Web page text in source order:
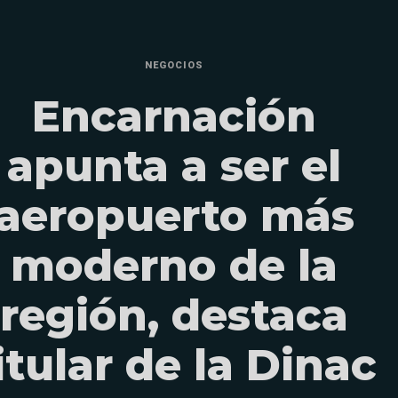
NEGOCIOS
Encarnación
apunta a ser el
más
moderno de la
región, destaca
de la Dinac